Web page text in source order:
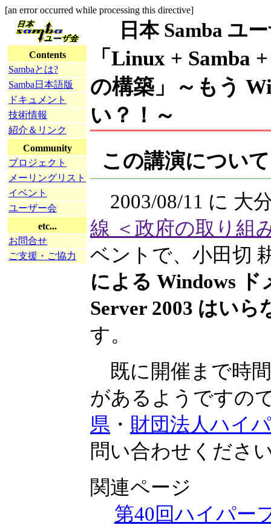
[an error occurred while processing this directive]
Contents
Sambaとは?
Samba日本語版
ドキュメント
技術情報
紹介＆リンク
Community
プロジェクト
メーリングリスト
イベント
ユーザー会
etc...
お問合せ
ご支援・ご協力
日本 Samba ユ
「Linux + Samba
の構築」～もう
い？！～
この講演について
2003/08/11 に 大
線 ＜政府の取り組
ベントで、小田切
による Windows
Server 2003 はいら
す。
既に開催まで時
があるようですの
県 ・ 財団法人ハイ
問い合わせくださ
関連ページ
第40回ハイパー